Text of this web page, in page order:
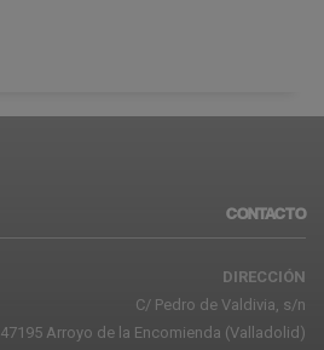
CONTACTO
DIRECCIÓN
C/ Pedro de Valdivia, s/n
47195 Arroyo de la Encomienda (Valladolid)